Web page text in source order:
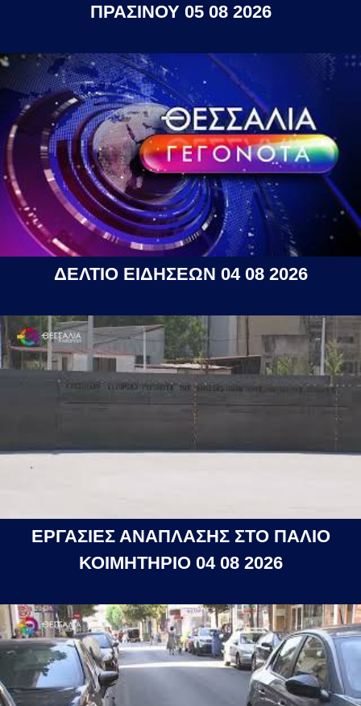
ΠΡΑΣΙΝΟΥ 05 08 2026
ΔΕΛΤΙΟ ΕΙΔΗΣΕΩΝ 04 08 2026
ΕΡΓΑΣΙΕΣ ΑΝΑΠΛΑΣΗΣ ΣΤΟ ΠΑΛΙΟ
ΚΟΙΜΗΤΗΡΙΟ 04 08 2026